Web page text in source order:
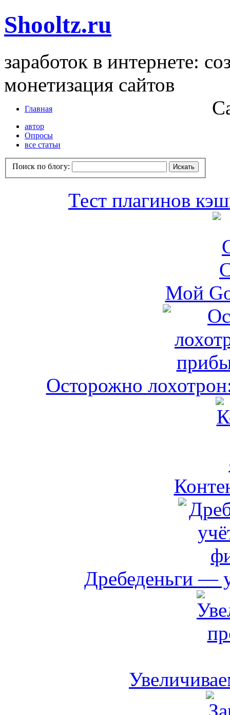
Shooltz.ru
заработок в интернете:
монетизация сайтов
Главная
автор
Опросы
все статьи
Поиск по блогу:
Тест плагинов
Мой
Осторожно
Дребеденьги —